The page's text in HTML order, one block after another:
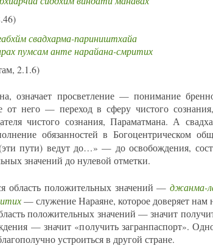
свадхарма-париништхайа
пумсам анте нарайана-смритих
2.1.6)
означает просветление — понимание
от него — переход в сферу чистого
чистого сознания, Параматмана. А
обязанностей в Богоцентрическом
пути) ведут до…» — до освобождения,
значений до нулевой отметки.
область положительных значений —джанма-
— служение Нараяне, которое доверяет нам
положительных значений — значит
— значит «получить загранпаспорт».
устроиться в другой стране.